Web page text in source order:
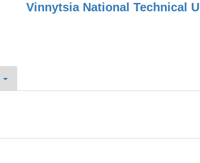
Vinnytsia National Technical